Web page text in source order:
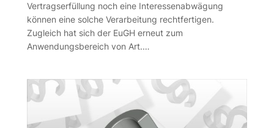
Vertragserfüllung noch eine Interessenabwägung
können eine solche Verarbeitung rechtfertigen.
Zugleich hat sich der EuGH erneut zum
Anwendungsbereich von Art.…